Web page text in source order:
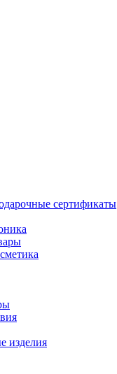
сертификаты
изделия